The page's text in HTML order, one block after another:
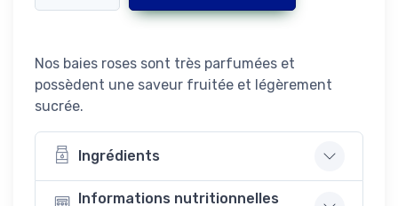
Nos baies roses sont très parfumées et
possèdent une saveur fruitée et légèrement
sucrée.
Ingrédients
Informations nutritionnelles